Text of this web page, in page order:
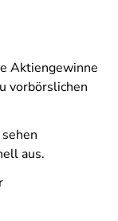
Aktiengewinne
vorbörslichen
aus.